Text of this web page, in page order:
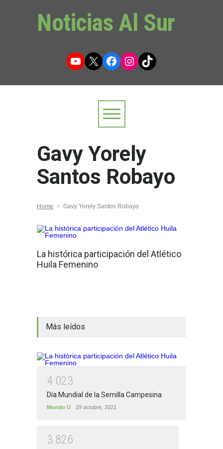
Noticias Al Sur
YouTube
X Facebook
Instagram
TikTok
Gavy Yorely
Santos Robayo
Home Gavy Yorely Santos Robayo
La histórica participación del Atlético
Huila Femenino
Más leídos
4 023
Día Mundial de la Semilla Campesina
Mundo U 29 octubre, 2021
3 826